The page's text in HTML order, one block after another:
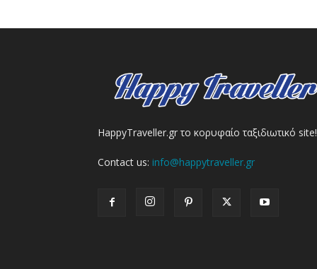
HappyTraveller.gr το κορυφαίο ταξιδιωτικό site!
Contact us: info@happytraveller.gr